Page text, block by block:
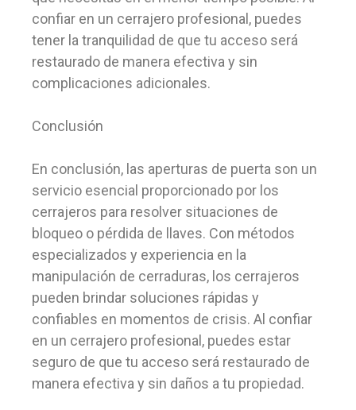
confiar en un cerrajero profesional, puedes
tener la tranquilidad de que tu acceso será
restaurado de manera efectiva y sin
complicaciones adicionales.
Conclusión
En conclusión, las aperturas de puerta son un
servicio esencial proporcionado por los
cerrajeros para resolver situaciones de
bloqueo o pérdida de llaves. Con métodos
especializados y experiencia en la
manipulación de cerraduras, los cerrajeros
pueden brindar soluciones rápidas y
confiables en momentos de crisis. Al confiar
en un cerrajero profesional, puedes estar
seguro de que tu acceso será restaurado de
manera efectiva y sin daños a tu propiedad.